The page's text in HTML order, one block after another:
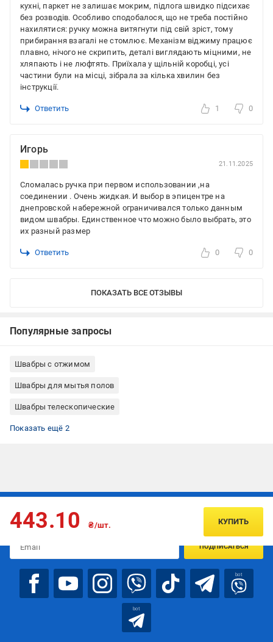
кухні, паркет не залишає мокрим, підлога швидко підсихає
без розводів. Особливо сподобалося, що не треба постійно
нахилятися: ручку можна витягнути під свій зріст, тому
прибирання взагалі не стомлює. Механізм віджиму працює
плавно, нічого не скрипить, деталі виглядають міцними, не
хляпають і не люфтять. Приїхала у щільній коробці, усі
частини були на місці, зібрала за кілька хвилин без
інструкції.
Ответить 1 0
Игорь
21.11.2025
Сломалась ручка при первом использовании ,на
соединении . Очень жидкая. И выбор в эпицентре на
днепровской набережной ограничивался только данным
видом швабры. Единственное что можно было выбрать, это
их разный размер
Ответить 0 0
ПОКАЗАТЬ ВСЕ ОТЗЫВЫ
Популярные запросы
Швабры с отжимом
Швабры для мытья полов
Швабры телескопические
Швабры OBERY
Швабры с губкой
Показать ещё 2
443.10 ₴/шт. КУПИТЬ
Подписывайтесь, чтобы узнавать первым об акцияx и
ПОДПИСАТЬСЯ
bot
bot